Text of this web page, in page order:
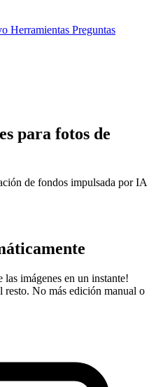
Herramientas Preguntas
para fotos de
de fondos impulsada por IA
imágenes en un instante!
resto. No más edición manual o